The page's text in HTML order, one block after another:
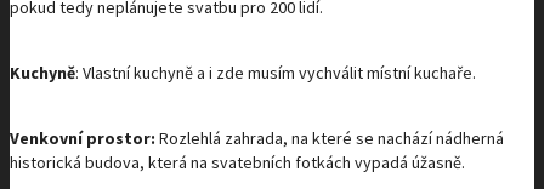
pokud tedy neplánujete svatbu pro 200 lidí.
Kuchyně: Vlastní kuchyně a i zde musím vychválit místní kuchaře.
Venkovní prostor: Rozlehlá zahrada, na které se nachází nádherná
historická budova, která na svatebních fotkách vypadá úžasně.